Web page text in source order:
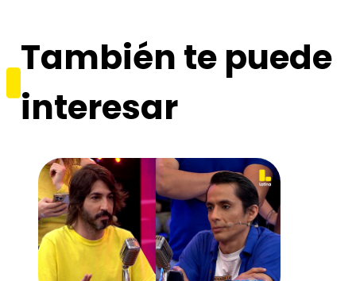
También te puede
interesar